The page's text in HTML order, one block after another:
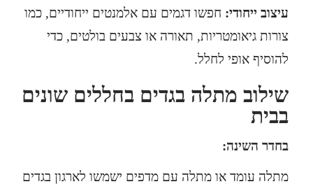
עיצוב ייחודי: חפשו דגמים עם אלמנטים ייחודיים, כמו
צורות גיאומטריות, תאורה או צבעים בולטים, כדי
להוסיף אופי לחלל.
שילוב מתלה בגדים בחללים שונים
בבית
בחדר השינה:
מתלה עומד או מתלה עם מדפים ישמשו לארגון בגדים